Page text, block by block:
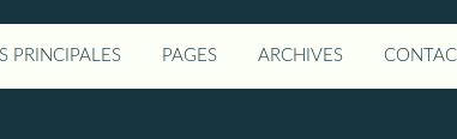
PRINCIPALES PAGES ARCHIVES